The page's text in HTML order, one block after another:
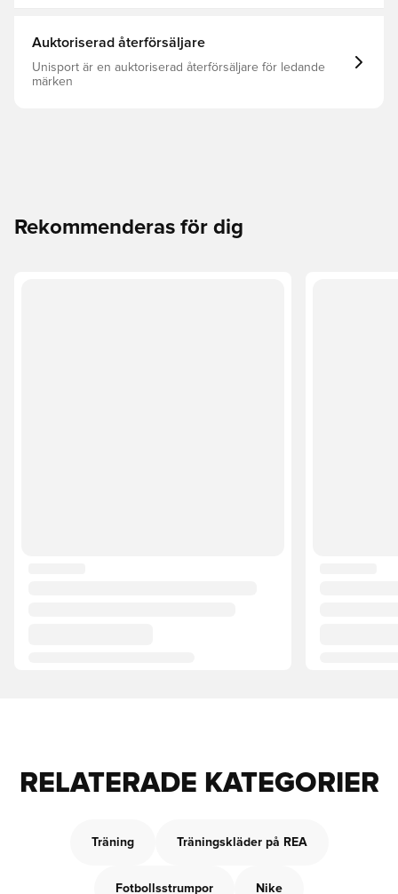
Auktoriserad återförsäljare
Unisport är en auktoriserad återförsäljare för ledande
märken
Rekommenderas för dig
RELATERADE KATEGORIER
Träning Träningskläder på REA
Fotbollsstrumpor Nike